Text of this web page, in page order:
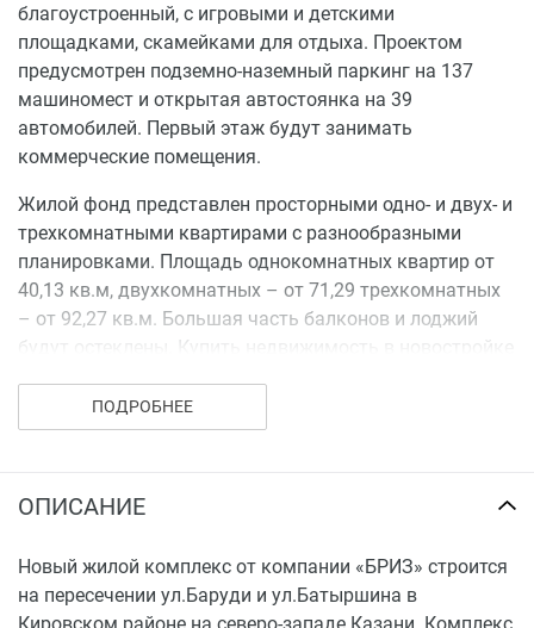
благоустроенный, с игровыми и детскими
площадками, скамейками для отдыха. Проектом
предусмотрен подземно-наземный паркинг на 137
машиномест и открытая автостоянка на 39
автомобилей. Первый этаж будут занимать
коммерческие помещения.
Жилой фонд представлен просторными одно- и двух- и
трехкомнатными квартирами с разнообразными
планировками. Площадь однокомнатных квартир от
40,13 кв.м, двухкомнатных – от 71,29 трехкомнатных
– от 92,27 кв.м. Большая часть балконов и лоджий
будут остеклены. Купить недвижимость в новостройке
которая позволят реализовать самые смелые
задумки.
сдачи 1 очереди строительства - 1 кв. 2019 г.
ПОДРОБНЕЕ
ОПИСАНИЕ
Новый жилой комплекс от компании «БРИЗ» строится
на пересечении ул.Баруди и ул.Батыршина в
Кировском районе на северо-западе Казани. Комплекс